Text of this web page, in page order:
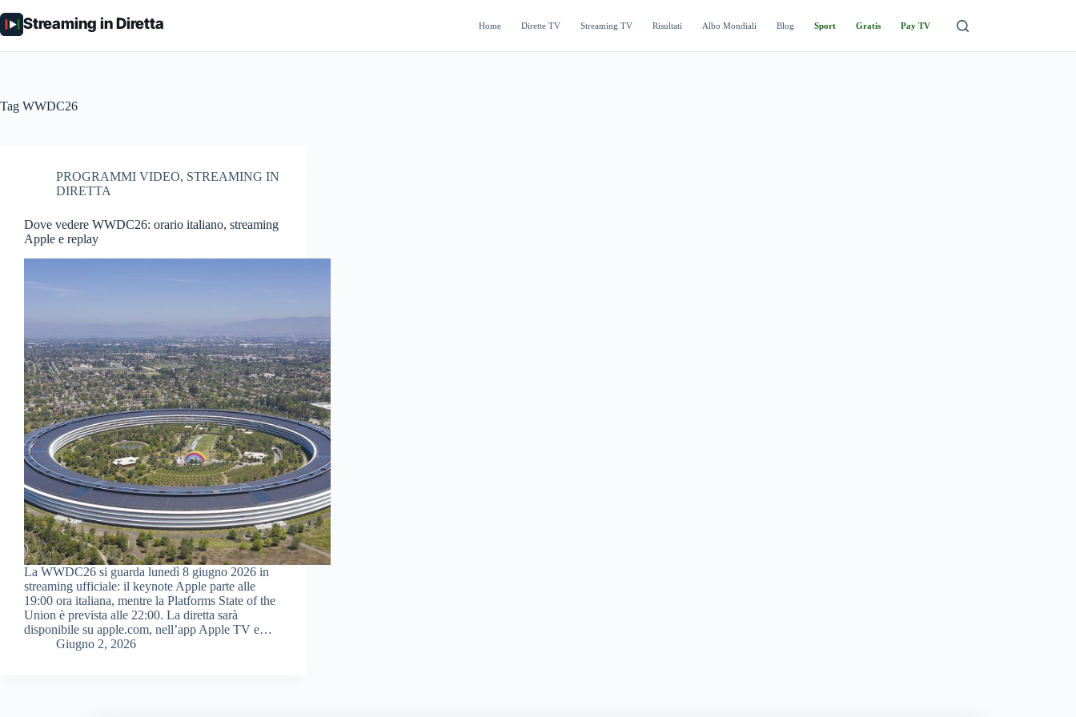
al
contenuto
Streaming in Diretta Home Dirette TV Streaming TV Risultati Albo Mondiali Blog Sport Gratis Pay TV
Tag WWDC26
PROGRAMMI VIDEO, STREAMING IN
DIRETTA
Dove vedere WWDC26: orario italiano, streaming
Apple e replay
La WWDC26 si guarda lunedì 8 giugno 2026 in
streaming ufficiale: il keynote Apple parte alle
19:00 ora italiana, mentre la Platforms State of the
Union è prevista alle 22:00. La diretta sarà
disponibile su apple.com, nell’app Apple TV e…
Giugno 2, 2026